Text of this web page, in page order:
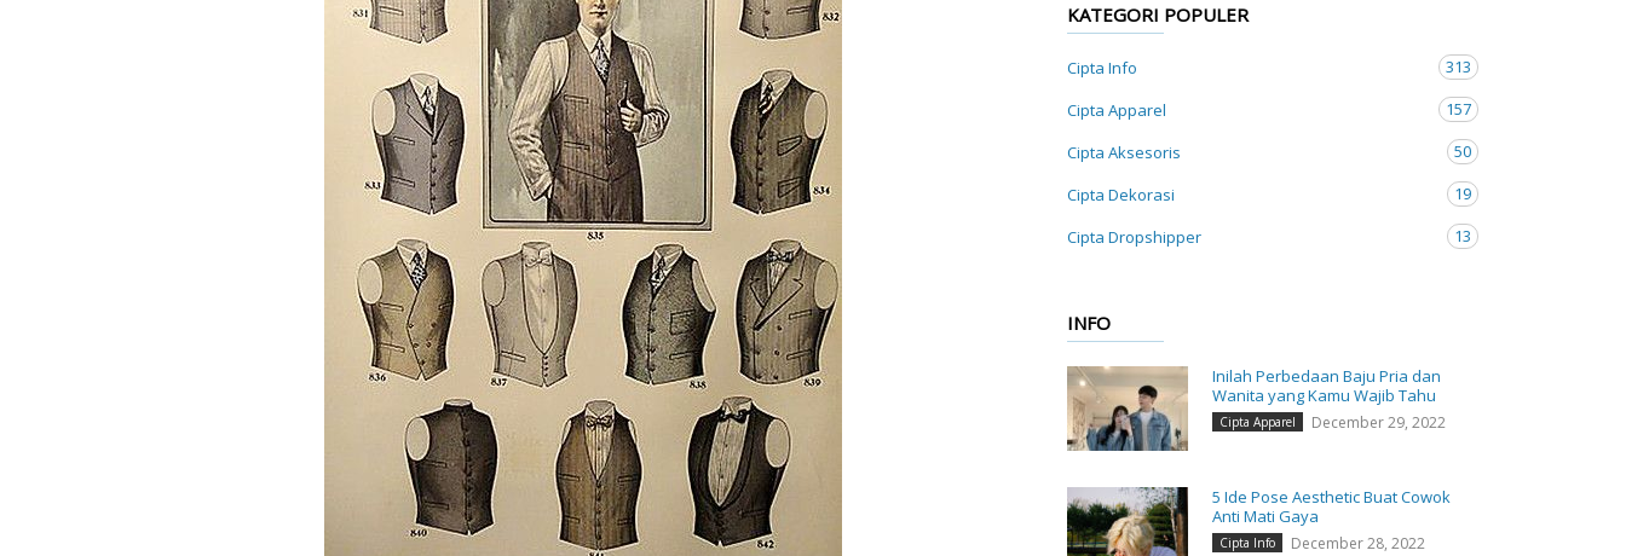
KATEGORI POPULER
Cipta Info
313
Cipta Apparel
157
Cipta Aksesoris
50
Cipta Dekorasi
19
Cipta Dropshipper
13
INFO
Inilah Perbedaan Baju Pria dan
Wanita yang Kamu Wajib Tahu
Cipta Apparel December 29, 2022
5 Ide Pose Aesthetic Buat Cowok
Anti Mati Gaya
Cipta Info December 28, 2022